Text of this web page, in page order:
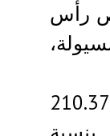
رأس
يتداول سعر سولانا عند 210.37